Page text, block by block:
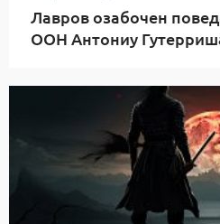
Лавров озабочен
ООН Антониу